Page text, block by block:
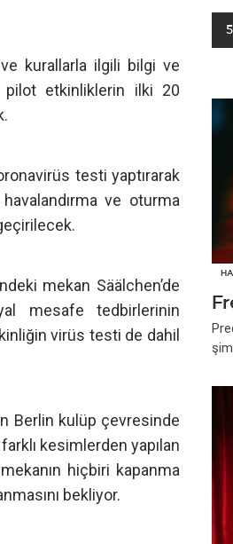
ve kurallarla ilgili bilgi ve
pilot etkinliklerin ilki 20
testi yaptırarak
ve oturma
mekan Säälchen’de
mesafe tedbirlerinin
virüs testi de dahil
Berlin kulüp çevresinde
kesimlerden yapılan
hiçbiri kapanma
bekliyor.
5